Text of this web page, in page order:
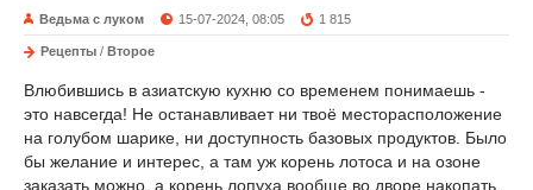
Ведьма с луком 15-07-2024, 08:05 1 815
Рецепты / Второе
Влюбившись в азиатскую кухню со временем понимаешь -
это навсегда! Не останавливает ни твоё месторасположение
на голубом шарике, ни доступность базовых продуктов. Было
бы желание и интерес, а там уж корень лотоса и на озоне
заказать можно, а корень лопуха вообще во дворе накопать.